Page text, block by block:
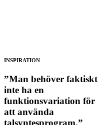
INSPIRATION
”Man behöver faktiskt
inte ha en
funktionsvariation för
att använda
talsyntesprogram.”